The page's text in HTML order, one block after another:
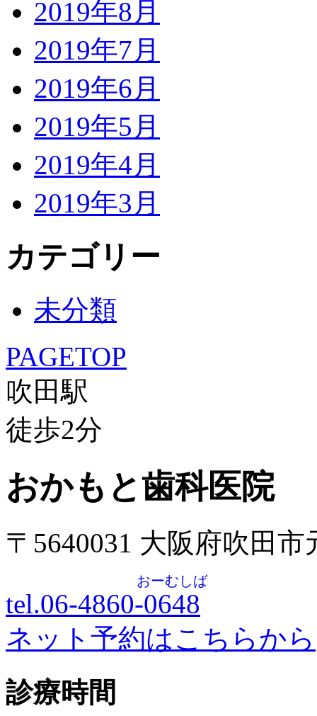
2019年8月
2019年7月
2019年6月
2019年5月
2019年4月
2019年3月
カテゴリー
未分類
PAGETOP
吹田駅
徒歩2分
おかもと歯科医院
〒5640031 大阪府吹田
tel.06-4860-0648
おーむしば
ネット予約はこちらから
診療時間